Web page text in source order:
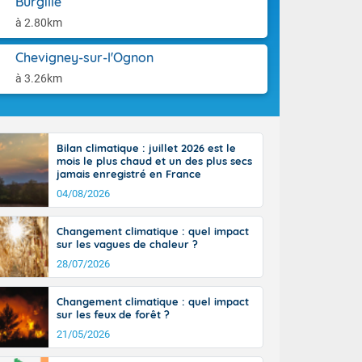
à 2.80km
Chevigney-sur-l'Ognon
à 3.26km
l'après-
14
il fait
30 à 35
Bilan climatique : juillet 2026 est le
mois le plus chaud et un des plus secs
jamais enregistré en France
04/08/2026
Changement climatique : quel impact
sur les vagues de chaleur ?
28/07/2026
Changement climatique : quel impact
sur les feux de forêt ?
21/05/2026